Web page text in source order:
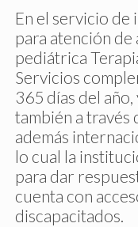
En el servicio de
para atención
pediátrica
Servicios
365 días del
también a través
además
lo cual la
para dar
cuenta con
discapacitados.